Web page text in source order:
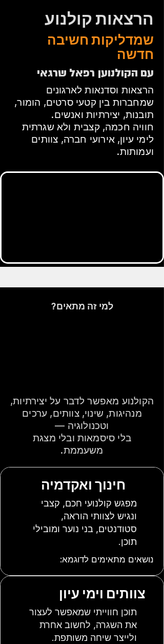
הרצאות קולנוע
שמדליקות חשיבה
חדשה
עם הקולנוען רפאל שרגאי
הרצאות וסדנאות לארגונים
שמחברות בין קטעי סרטים, הומור,
תובנות, יצירתיות ואנשים.
חוויה חכמה, קצבית ולא שגרתית
לימי עיון, אירועי חברה, צוותים
ועמותות.
למי זה מתאים?
הקולנוע מאפשר לדבר על יצירתיות,
מנהיגות, שינוי, צוותים, ערכים
וטכנולוגיה —
בלי סיסמאות ובלי מצגת
משעממת.
חינוך ואקדמיה
מפגש קולנועי חכם, קצבי
ונגיש לצוותי הוראה,
סטודנטים, בני נוער ומובילי
תוכן.
נושאים מתאימים לדוגמא:
צוותים וימי עיון
תוכן חווייתי שמאפשר לעצור
את השגרה, לחשוב אחרת
ולייצר שיחה משותפת.